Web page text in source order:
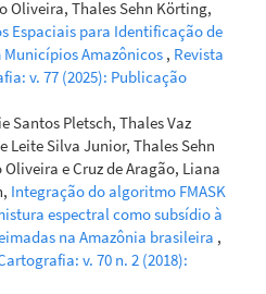
Oliveira, Thales Sehn Körting,
Espaciais para Identificação de
Municípios Amazônicos , Revista
v. 77 (2025): Publicação
Santos Pletsch, Thales Vaz
Leite Silva Junior, Thales Sehn
e Cruz de Aragão, Liana
Integração do algoritmo FMASK
espectral como subsídio à
na Amazônia brasileira ,
v. 70 n. 2 (2018):